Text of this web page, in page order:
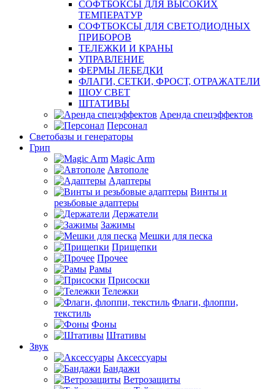
СОФТБОКСЫ ДЛЯ ВЫСОКИХ
ТЕМПЕРАТУР
СОФТБОКСЫ ДЛЯ СВЕТОДИОДНЫХ
ПРИБОРОВ
ТЕЛЕЖКИ И КРАНЫ
УПРАВЛЕНИЕ
ФЕРМЫ ЛЕБЕДКИ
ФЛАГИ, СЕТКИ, ФРОСТ, ОТРАЖАТЕЛИ
ШОУ СВЕТ
ШТАТИВЫ
Аренда спецэффектов
Персонал
Светобазы и генераторы
Грип
Magic Arm
Автополе
Адаптеры
Винты и
резьбовые адаптеры
Держатели
Зажимы
Мешки для песка
Прищепки
Прочее
Рамы
Присоски
Тележки
Флаги, флоппи,
текстиль
Фоны
Штативы
Звук
Аксессуары
Бандажи
Ветрозащиты